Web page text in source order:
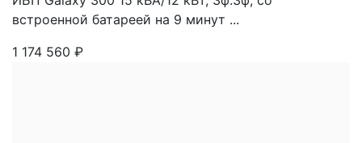
встроенной батареей на 9 минут ...
1 174 560 ₽